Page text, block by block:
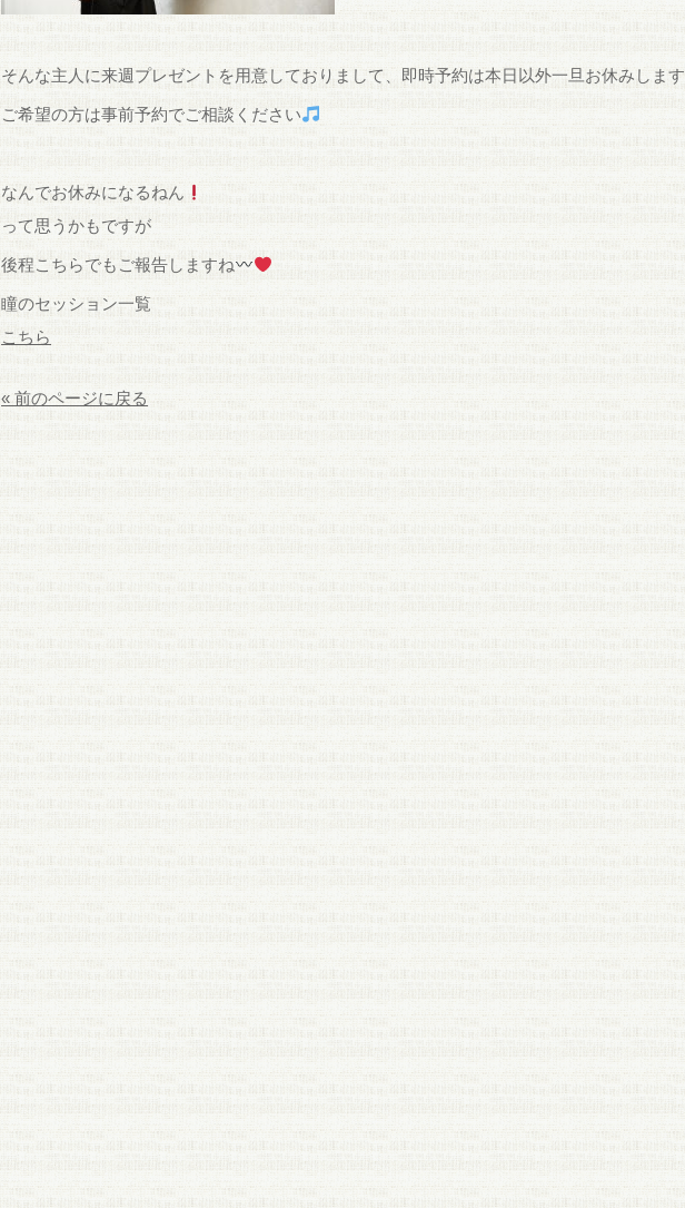
そんな主人に来週プレゼントを用意しておりまして、即時予約は本日以外一旦お休みします
ご希望の方は事前予約でご相談ください
なんでお休みになるねん
って思うかもですが
後程こちらでもご報告しますね
瞳のセッション一覧
こちら
« 前のページに戻る